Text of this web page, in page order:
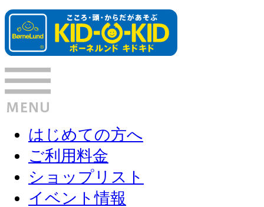
はじめての方へ
ご利用料金
ショップリスト
イベント情報